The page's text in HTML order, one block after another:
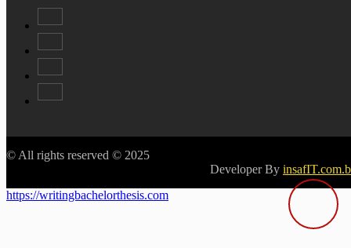
© All rights reserved © 2025
Developer By
https://writingbachelorthesis.com